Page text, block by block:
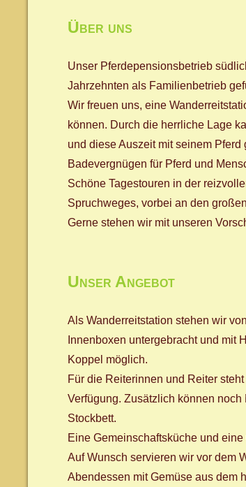
Über uns
Unser Pferdepensionsbetrieb
Jahrzehnten als Familienbetrieb
Wir freuen uns, eine
können. Durch die herrliche Lage
und diese Auszeit mit seinem
Badevergnügen für Pferd und
Schöne Tagestouren in der
Spruchweges, vorbei an den
Gerne stehen wir mit unseren
Unser Angebot
Als Wanderreitstation stehen wir
Innenboxen untergebracht und mit
Koppel möglich.
Für die Reiterinnen und Reiter
Verfügung. Zusätzlich können
Stockbett.
Eine Gemeinschaftsküche und
Auf Wunsch servieren wir vor dem
Abendessen mit Gemüse aus dem